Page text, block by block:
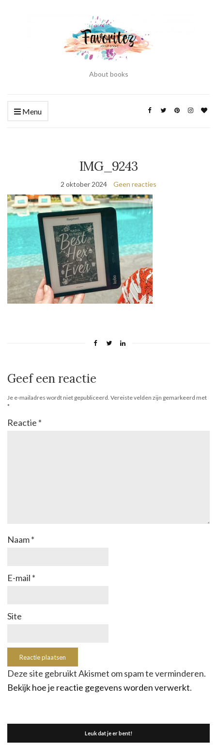
About books
Menu
IMG_9243
2 oktober 2024 Geen reacties
Geef een reactie
Je e-mailadres wordt niet gepubliceerd. Vereiste velden zijn gemarkeerd met
*
Reactie *
Naam*
E-mail *
Site
Deze site gebruikt Akismet om spam te verminderen.
Bekijk hoe je reactie gegevens worden verwerkt.
Leuk dat je er bent!